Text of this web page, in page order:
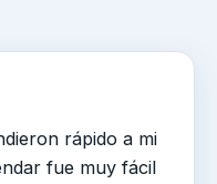
rápido a mi
fue muy fácil